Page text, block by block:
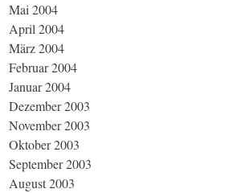
Mai 2004
April 2004
März 2004
Februar 2004
Januar 2004
Dezember 2003
November 2003
Oktober 2003
September 2003
August 2003